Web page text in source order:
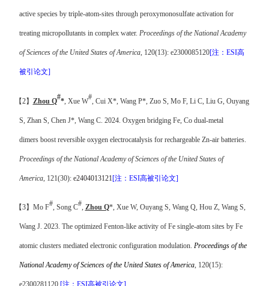
active species by triple-atom-sites through peroxymonosulfate activation for
treating micropollutants in complex water. Proceedings of the National Academy
of Sciences of the United States of America, 120(13): e2300085120[注 ： ESI高
被引论文]
【2】 Zhou Q#*, Xue W# , Cui X*, Wang P*, Zuo S, Mo F, Li C, Liu G, Ouyang
S, Zhan S, Chen J*, Wang C. 2024. Oxygen bridging Fe, Co dual-metal
dimersboost reversible oxygen electrocatalysis for rechargeable Zn-air batteries.
Proceedings of the National Academy of Sciences of the United States of
America, 121(30): e2404013121[注 ： ESI高被引论文]
【3】 Mo F#, Song C#, Zhou Q*, Xue W, Ouyang S, Wang Q, Hou Z, Wang S,
Wang J. 2023. The optimized Fenton-like activity of Fe single-atom sites by Fe
atomic clusters mediated electronic configuration modulation. Proceedings of the
National Academy of Sciences of the United States of America, 120(15):
e2300281120 [注 ： ESI高被引论文]